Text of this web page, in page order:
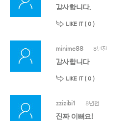
감사합니다.
LIKE IT ( 0 )
minime88 8년전
감사합니다
LIKE IT ( 0 )
zzizibi1 8년전
진짜 이뻐요!